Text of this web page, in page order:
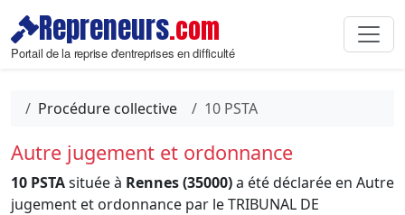
Repreneurs.com
Portail de la reprise d'entreprises en difficulté
Procédure collective 10 PSTA
Autre jugement et ordonnance
10 PSTAsituée à Rennes (35000)a été déclarée en Autre
jugement et ordonnance par le TRIBUNAL DE